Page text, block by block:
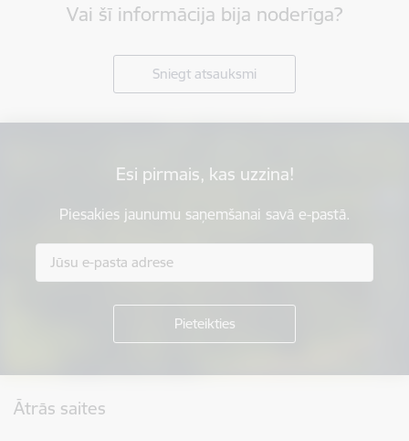
Vai šī informācija bija noderīga?
Sniegt atsauksmi
Esi pirmais, kas uzzina!
Piesakies jaunumu saņemšanai savā e-pastā.
Ātrās saites